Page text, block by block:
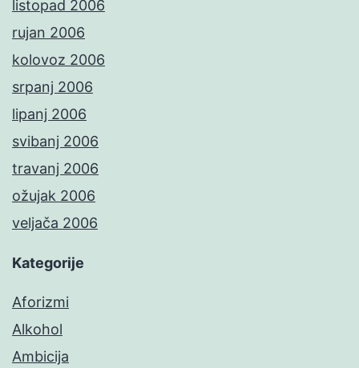
listopad 2006
rujan 2006
kolovoz 2006
srpanj 2006
lipanj 2006
svibanj 2006
travanj 2006
ožujak 2006
veljača 2006
Kategorije
Aforizmi
Alkohol
Ambicija